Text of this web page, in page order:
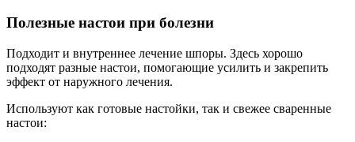
Полезные настои при болезни
Подходит и внутреннее лечение шпоры. Здесь хорошо
подходят разные настои, помогающие усилить и закрепить
эффект от наружного лечения.
Используют как готовые настойки, так и свежее сваренные
настои: